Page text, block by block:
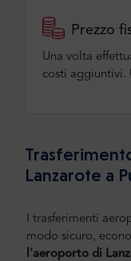
Prezzo
Una volta
costi aggiuntivi.
Lanzarote a
I trasferimenti
modo sicuro,
l'aeroporto di